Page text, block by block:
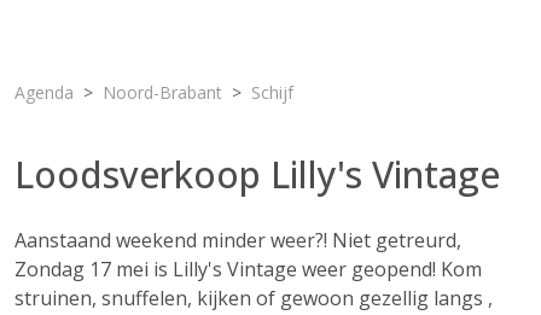
Agenda Noord-Brabant Schijf
Loodsverkoop Lilly's Vintage
Aanstaand weekend minder weer?! Niet getreurd,
Zondag 17 mei is Lilly's Vintage weer geopend! Kom
struinen, snuffelen, kijken of gewoon gezellig langs ,